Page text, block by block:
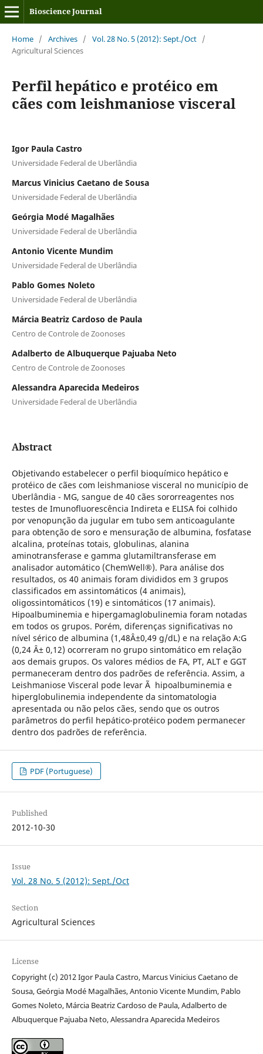
Bioscience Journal
Home / Archives / Vol. 28 No. 5 (2012): Sept./Oct /
Agricultural Sciences
Perfil hepático e protéico em
cães com leishmaniose visceral
Igor Paula Castro
Universidade Federal de Uberlândia
Marcus Vinicius Caetano de Sousa
Universidade Federal de Uberlândia
Geórgia Modé Magalhães
Universidade Federal de Uberlândia
Antonio Vicente Mundim
Universidade Federal de Uberlândia
Pablo Gomes Noleto
Universidade Federal de Uberlândia
Márcia Beatriz Cardoso de Paula
Centro de Controle de Zoonoses
Adalberto de Albuquerque Pajuaba Neto
Centro de Controle de Zoonoses
Alessandra Aparecida Medeiros
Universidade Federal de Uberlândia
Abstract
Objetivando estabelecer o perfil bioquímico hepático e
protéico de cães com leishmaniose visceral no município de
Uberlândia - MG, sangue de 40 cães sororreagentes nos
testes de Imunofluorescência Indireta e ELISA foi colhido
por venopunção da jugular em tubo sem anticoagulante
para obtenção de soro e mensuração de albumina, fosfatase
alcalina, proteínas totais, globulinas, alanina
aminotransferase e gamma glutamiltransferase em
analisador automático (ChemWell®). Para análise dos
resultados, os 40 animais foram divididos em 3 grupos
classificados em assintomáticos (4 animais),
oligossintomáticos (19) e sintomáticos (17 animais).
Hipoalbuminemia e hipergamaglobulinemia foram notadas
em todos os grupos. Porém, diferenças significativas no
nível sérico de albumina (1,48Â±0,49 g/dL) e na relação A:G
(0,24 Â± 0,12) ocorreram no grupo sintomático em relação
aos demais grupos. Os valores médios de FA, PT, ALT e GGT
permaneceram dentro dos padrões de referência. Assim, a
Leishmaniose Visceral pode levar Ã hipoalbuminemia e
hiperglobulinemia independente da sintomatologia
apresentada ou não pelos cães, sendo que os outros
parâmetros do perfil hepático-protéico podem permanecer
dentro dos padrões de referência.
PDF (Portuguese)
Published
2012-10-30
Issue
Vol. 28 No. 5 (2012): Sept./Oct
Section
Agricultural Sciences
License
Copyright (c) 2012 Igor Paula Castro, Marcus Vinicius Caetano de
Sousa, Geórgia Modé Magalhães, Antonio Vicente Mundim, Pablo
Gomes Noleto, Márcia Beatriz Cardoso de Paula, Adalberto de
Albuquerque Pajuaba Neto, Alessandra Aparecida Medeiros